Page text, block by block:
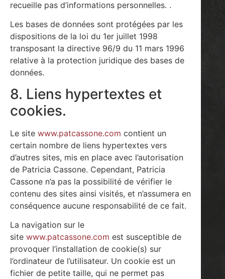
recueille pas d’informations personnelles. .
Les bases de données sont protégées par les
dispositions de la loi du 1er juillet 1998
transposant la directive 96/9 du 11 mars 1996
relative à la protection juridique des bases de
données.
8. Liens hypertextes et
cookies.
Le site www.patcassone.com contient un
certain nombre de liens hypertextes vers
d’autres sites, mis en place avec l’autorisation
de Patricia Cassone. Cependant, Patricia
Cassone n’a pas la possibilité de vérifier le
contenu des sites ainsi visités, et n’assumera en
conséquence aucune responsabilité de ce fait.
La navigation sur le
site www.patcassone.com est susceptible de
provoquer l’installation de cookie(s) sur
l’ordinateur de l’utilisateur. Un cookie est un
fichier de petite taille, qui ne permet pas